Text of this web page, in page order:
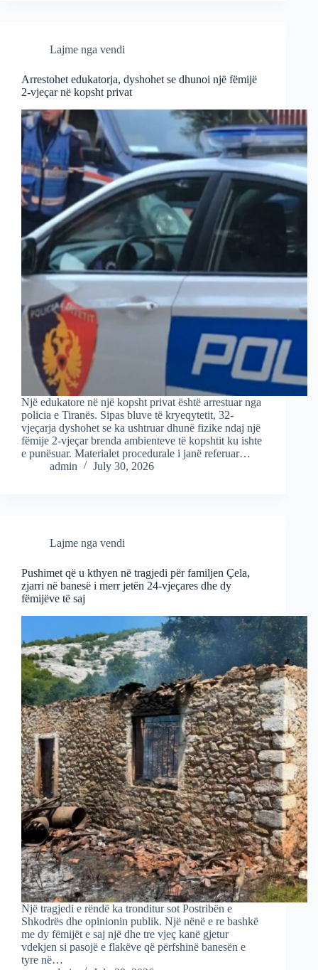
Lajme nga vendi
Arrestohet edukatorja, dyshohet se dhunoi një fëmijë
2-vjeçar në kopsht privat
Një edukatore në një kopsht privat është arrestuar nga
policia e Tiranës. Sipas bluve të kryeqytetit, 32-
vjeçarja dyshohet se ka ushtruar dhunë fizike ndaj një
fëmije 2-vjeçar brenda ambienteve të kopshtit ku ishte
e punësuar. Materialet procedurale i janë referuar…
admin
July 30, 2026
Lajme nga vendi
Pushimet që u kthyen në tragjedi për familjen Çela,
zjarri në banesë i merr jetën 24-vjeçares dhe dy
fëmijëve të saj
Një tragjedi e rëndë ka tronditur sot Postribën e
Shkodrës dhe opinionin publik. Një nënë e re bashkë
me dy fëmijët e saj një dhe tre vjeç kanë gjetur
vdekjen si pasojë e flakëve që përfshinë banesën e
tyre në…